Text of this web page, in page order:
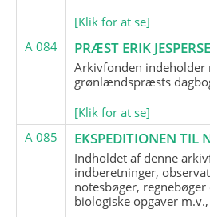
[Klik for at se]
A 084
PRÆST ERIK
Arkivfonden indeholder
grønlændspræsts
[Klik for at se]
A 085
EKSPEDITIONEN
Indholdet af denne
indberetninger,
notesbøger,
biologiske opgaver